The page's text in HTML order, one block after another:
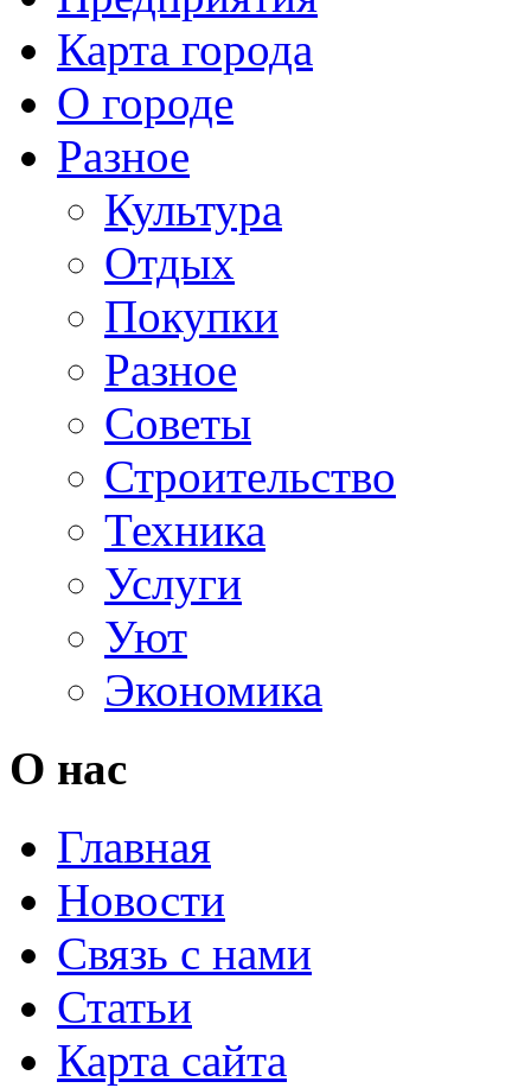
Карта города
О городе
Разное
Культура
Отдых
Покупки
Разное
Советы
Строительство
Техника
Услуги
Уют
Экономика
О нас
Главная
Новости
Связь с нами
Статьи
Карта сайта